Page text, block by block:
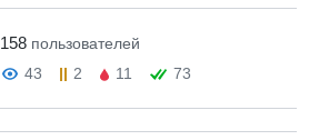
158 пользователей
43 2 11 73